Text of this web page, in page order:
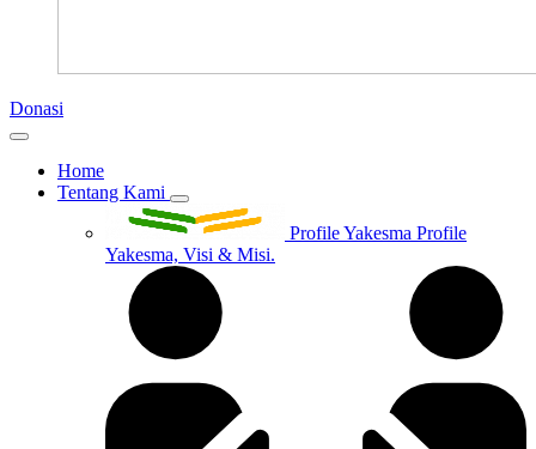
Donasi
Home
Tentang Kami
Profile Yakesma Profile
Yakesma, Visi & Misi.